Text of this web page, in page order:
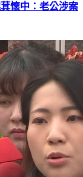
懷中：老公涉案